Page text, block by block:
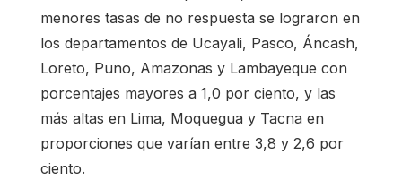
menores tasas de no respuesta se lograron en
los departamentos de Ucayali, Pasco, Áncash,
Loreto, Puno, Amazonas y Lambayeque con
porcentajes mayores a 1,0 por ciento, y las
más altas en Lima, Moquegua y Tacna en
proporciones que varían entre 3,8 y 2,6 por
ciento.